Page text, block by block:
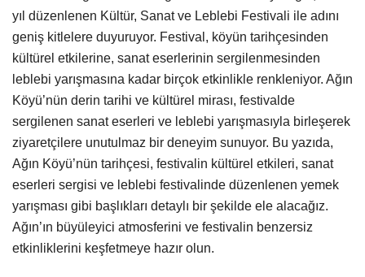
yıl düzenlenen Kültür, Sanat ve Leblebi Festivali ile adını
geniş kitlelere duyuruyor. Festival, köyün tarihçesinden
kültürel etkilerine, sanat eserlerinin sergilenmesinden
leblebi yarışmasına kadar birçok etkinlikle renkleniyor. Ağın
Köyü’nün derin tarihi ve kültürel mirası, festivalde
sergilenen sanat eserleri ve leblebi yarışmasıyla birleşerek
ziyaretçilere unutulmaz bir deneyim sunuyor. Bu yazıda,
Ağın Köyü’nün tarihçesi, festivalin kültürel etkileri, sanat
eserleri sergisi ve leblebi festivalinde düzenlenen yemek
yarışması gibi başlıkları detaylı bir şekilde ele alacağız.
Ağın’ın büyüleyici atmosferini ve festivalin benzersiz
etkinliklerini keşfetmeye hazır olun.